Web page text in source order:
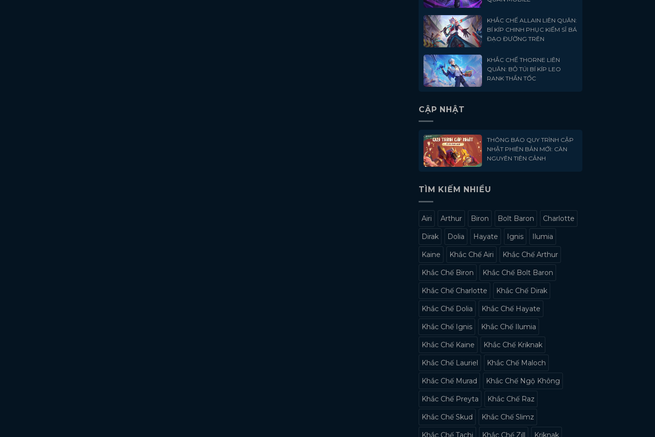
KHẮC CHẾ ALLAIN LIÊN QUÂN:
BÍ KÍP CHINH PHỤC KIẾM SĨ BÁ
ĐẠO ĐƯỜNG TRÊN
KHẮC CHẾ THORNE LIÊN
QUÂN: BỎ TÚI BÍ KÍP LEO
RANK THẦN TỐC
CẬP NHẬT
THÔNG BÁO QUY TRÌNH CẬP
NHẬT PHIÊN BẢN MỚI: CÀN
NGUYÊN TIÊN CẢNH
TÌM KIẾM NHIỀU
Airi Arthur Biron Bolt Baron Charlotte
Dirak Dolia Hayate Ignis Ilumia
Kaine Khắc Chế Airi Khắc Chế Arthur
Khắc Chế Biron Khắc Chế Bolt Baron
Khắc Chế Charlotte Khắc Chế Dirak
Khắc Chế Dolia Khắc Chế Hayate
Khắc Chế Ignis Khắc Chế Ilumia
Khắc Chế Kaine Khắc Chế Kriknak
Khắc Chế Lauriel Khắc Chế Maloch
Khắc Chế Murad Khắc Chế Ngộ Không
Khắc Chế Preyta Khắc Chế Raz
Khắc Chế Skud Khắc Chế Slimz
Khắc Chế Tachi Khắc Chế Zill Kriknak